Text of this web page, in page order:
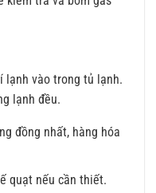
lạnh vào trong tủ lạnh.
lạnh đều.
đồng nhất, hàng hóa
quạt nếu cần thiết.